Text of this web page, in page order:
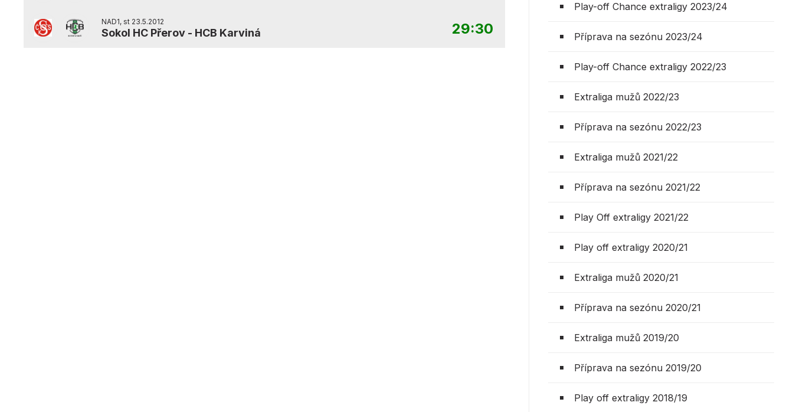
NAD1, st 23.5.2012
Sokol HC Přerov - HCB Karviná 29:30
Play-off Chance extraligy 2023/24
Příprava na sezónu 2023/24
Play-off Chance extraligy 2022/23
Extraliga mužů 2022/23
Příprava na sezónu 2022/23
Extraliga mužů 2021/22
Příprava na sezónu 2021/22
Play Off extraligy 2021/22
Play off extraligy 2020/21
Extraliga mužů 2020/21
Příprava na sezónu 2020/21
Extraliga mužů 2019/20
Příprava na sezónu 2019/20
Play off extraligy 2018/19